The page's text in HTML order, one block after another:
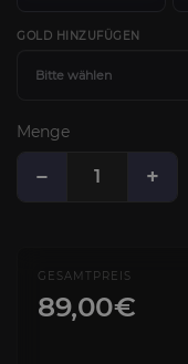
GOLD HINZUFÜGEN
Bitte wählen
Menge
− +
GESAMTPREIS
89,00€